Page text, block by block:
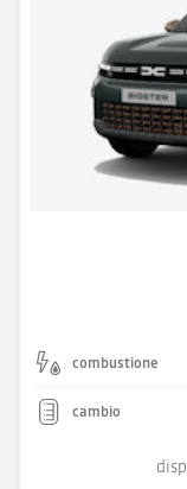
combustione
cambio